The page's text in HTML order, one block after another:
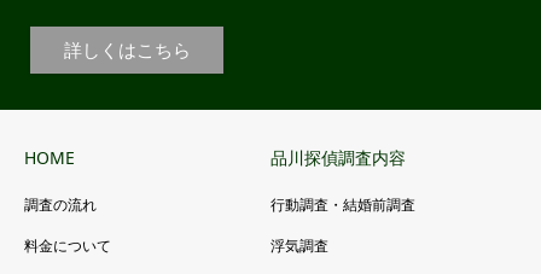
詳しくはこちら
HOME
調査の流れ
料金について
品川探偵調査内容
行動調査・結婚前調査
浮気調査